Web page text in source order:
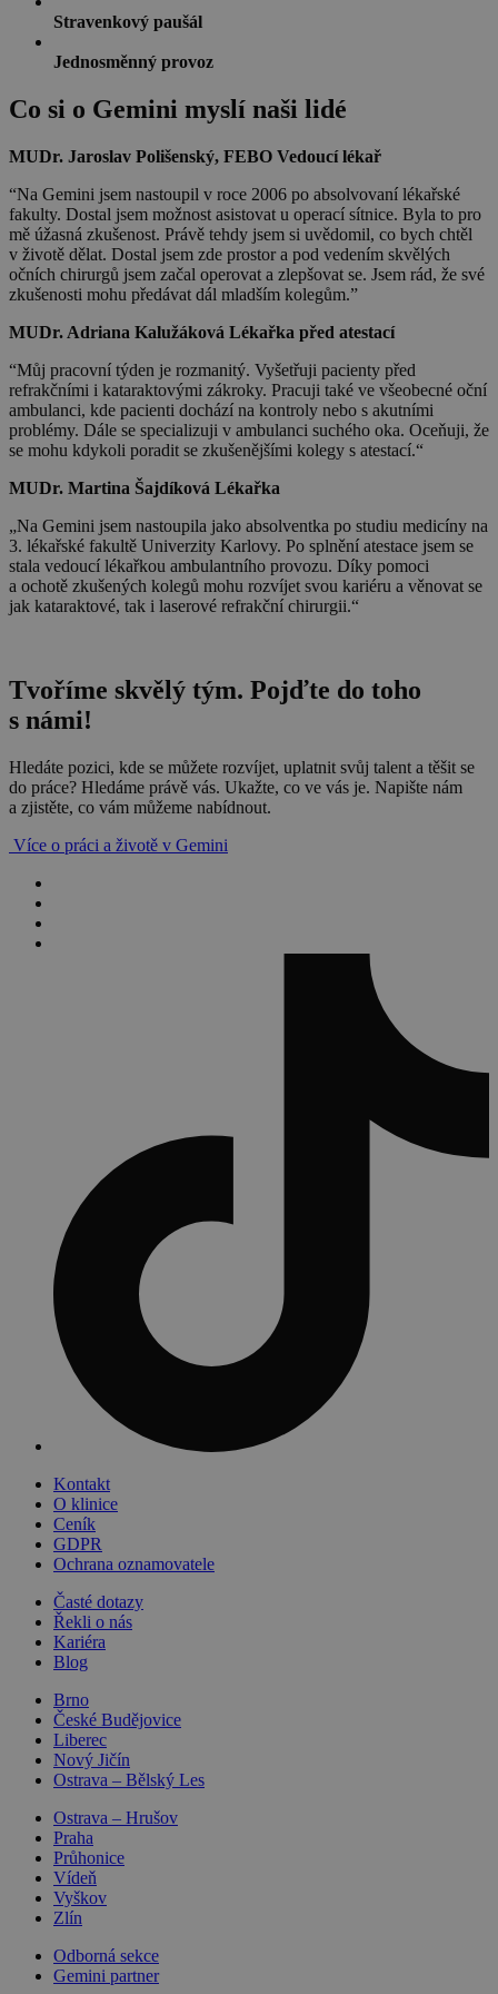
Stravenkový paušál
Jednosměnný provoz
Co si o Gemini myslí naši lidé
MUDr. Jaroslav Polišenský, FEBO Vedoucí lékař
“Na Gemini jsem nastoupil v roce 2006 po absolvovaní lékařské
fakulty. Dostal jsem možnost asistovat u operací sítnice. Byla to pro
mě úžasná zkušenost. Právě tehdy jsem si uvědomil, co bych chtěl
v životě dělat. Dostal jsem zde prostor a pod vedením skvělých
očních chirurgů jsem začal operovat a zlepšovat se. Jsem rád, že své
zkušenosti mohu předávat dál mladším kolegům.”
MUDr. Adriana Kalužáková Lékařka před atestací
“Můj pracovní týden je rozmanitý. Vyšetřuji pacienty před
refrakčními i kataraktovými zákroky. Pracuji také ve všeobecné oční
ambulanci, kde pacienti dochází na kontroly nebo s akutními
problémy. Dále se specializuji v ambulanci suchého oka. Oceňuji, že
se mohu kdykoli poradit se zkušenějšími kolegy s atestací.“
MUDr. Martina Šajdíková Lékařka
„Na Gemini jsem nastoupila jako absolventka po studiu medicíny na
3. lékařské fakultě Univerzity Karlovy. Po splnění atestace jsem se
stala vedoucí lékařkou ambulantního provozu. Díky pomoci
a ochotě zkušených kolegů mohu rozvíjet svou kariéru a věnovat se
jak kataraktové, tak i laserové refrakční chirurgii.“
Tvoříme skvělý tým. Pojďte do toho
s námi!
Hledáte pozici, kde se můžete rozvíjet, uplatnit svůj talent a těšit se
do práce? Hledáme právě vás. Ukažte, co ve vás je. Napište nám
a zjistěte, co vám můžeme nabídnout.
Více o práci a životě v Gemini
Kontakt
O klinice
Ceník
GDPR
Ochrana oznamovatele
Časté dotazy
Řekli o nás
Kariéra
Blog
Brno
České Budějovice
Liberec
Nový Jičín
Ostrava – Bělský Les
Ostrava – Hrušov
Praha
Průhonice
Vídeň
Vyškov
Zlín
Odborná sekce
Gemini partner